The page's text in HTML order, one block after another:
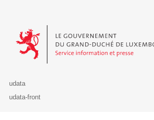
Le Gouvernement du Grand-Duché de
udata
udata-front